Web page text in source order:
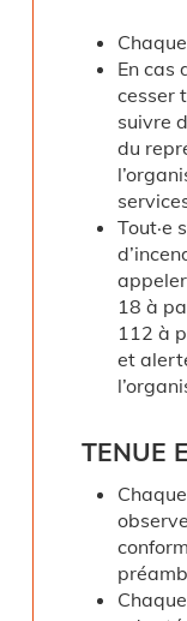
En cas
cesser
suivre
du
Tout·e
18 à
112 à
et
TENUE